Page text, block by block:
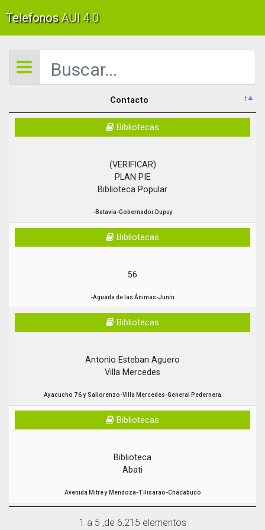
TelefonosAUI 4.0
Contacto
Contacto
Bibliotecas
(VERIFICAR)
PLAN PIE
Biblioteca Popular
-Batavia-Gobernador Dupuy
Bibliotecas
56
-Aguada de las Ánimas-Junín
Bibliotecas
Antonio Esteban Aguero
Villa Mercedes
Ayacucho 76 y Sallorenzo-Villa Mercedes-General Pedernera
Bibliotecas
Biblioteca
Abati
Avenida Mitre y Mendoza-Tilisarao-Chacabuco
Bibliotecas
1 a 5 ,de 6,215 elementos